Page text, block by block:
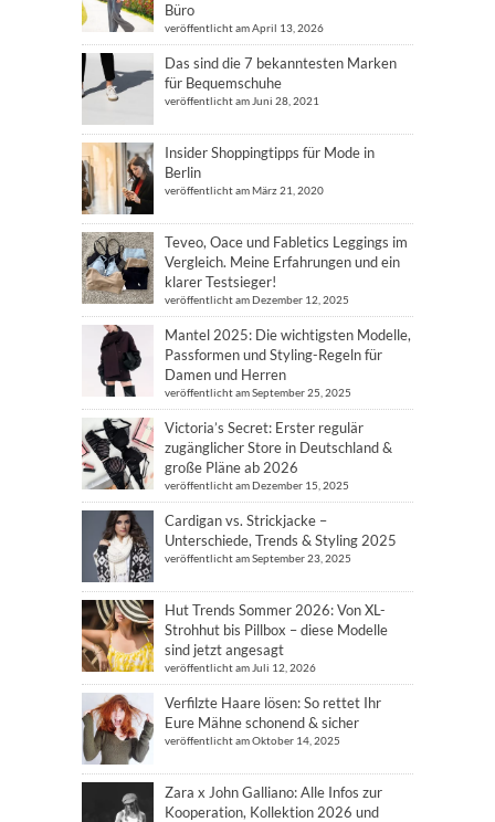
Büro
veröffentlicht am April 13, 2026
Das sind die 7 bekanntesten Marken
für Bequemschuhe
veröffentlicht am Juni 28, 2021
Insider Shoppingtipps für Mode in
Berlin
veröffentlicht am März 21, 2020
Teveo, Oace und Fabletics Leggings im
Vergleich. Meine Erfahrungen und ein
klarer Testsieger!
veröffentlicht am Dezember 12, 2025
Mantel 2025: Die wichtigsten Modelle,
Passformen und Styling-Regeln für
Damen und Herren
veröffentlicht am September 25, 2025
Victoria’s Secret: Erster regulär
zugänglicher Store in Deutschland &
große Pläne ab 2026
veröffentlicht am Dezember 15, 2025
Cardigan vs. Strickjacke –
Unterschiede, Trends & Styling 2025
veröffentlicht am September 23, 2025
Hut Trends Sommer 2026: Von XL-
Strohhut bis Pillbox – diese Modelle
sind jetzt angesagt
veröffentlicht am Juli 12, 2026
Verfilzte Haare lösen: So rettet Ihr
Eure Mähne schonend & sicher
veröffentlicht am Oktober 14, 2025
Zara x John Galliano: Alle Infos zur
Kooperation, Kollektion 2026 und